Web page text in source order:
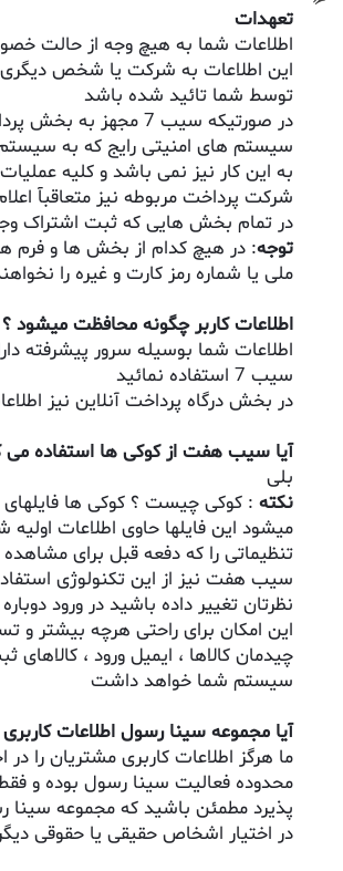
تعهدات
اطلاعات شما به هیچ وجه از حالت
این اطلاعات به شرکت یا شخص دیگری
توسط شما تائید شده باشد
در صورتیکه سیب 7
سیستم های امنیتی رایج که به
به این کار نیز نمی باشد و کلیه
شرکت پرداخت مربوطه نیز متعاقبآ
در تمام بخش هایی که ثبت اشتراک
توجه: در هیچ کدام از بخش ها و فرم
ملی یا شماره رمز کارت و غیره را
اطلاعات کاربر چگونه محافظت میشود ؟
اطلاعات شما بوسیله سرور پیشرفته
سیب 7 استفاده نمائید
در بخش درگاه پرداخت آنلاین نیز
آیا سیب هفت از کوکی ها استفاده می
بلی
نکته : کوکی چیست ؟ کوکی ها
میشود این فایلها حاوی اطلاعات
تنظیماتی را که دفعه قبل برای
سیب هفت نیز از این تکنولوژی استفاده می نماید ، مثلآ
نظرتان تغییر داده باشید در ورود
این امکان برای راحتی هرچه بیشتر و
چیدمان کالاها ، ایمیل ورود ،
سیستم شما خواهد داشت
آیا مجموعه سینا رسول اطلاعات کاربری
ما هرگز اطلاعات کاربری مشتریان را
محدوده فعالیت سینا رسول بوده و
پذیرد مطمئن باشید که مجموعه سینا
در اختیار اشخاص حقیقی یا حقوقی